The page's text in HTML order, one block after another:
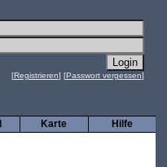
[Registrieren] [Passwort vergessen]
Hilfe
Karte